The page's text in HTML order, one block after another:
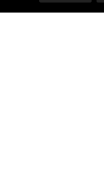
Tekst: Sylwia Skorstad